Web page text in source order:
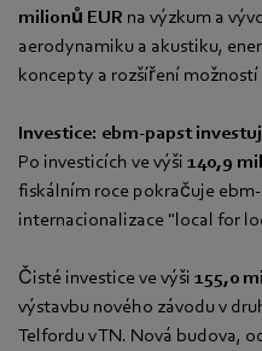
milionů EUR na výzkum a
aerodynamiku a akustiku,
koncepty a rozšíření
Investice: ebm-papst
Po investicích ve výši 140,9
fiskálním roce pokračuje
internacionalizace "local for
Čisté investice ve výši 155,0
výstavbu nového závodu v
Telfordu v TN. Nová budova,